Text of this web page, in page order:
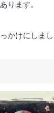
ります。
かけにしまし